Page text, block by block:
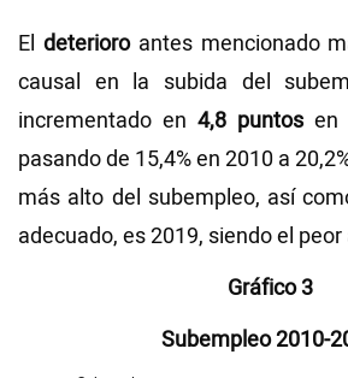
El deterioroantes mencionado
causal en la subida del
incrementado en 4,8 puntos en
pasando de 15,4% en 2010 a
más alto del subempleo, así
adecuado, es 2019, siendo el
Gráfico 3
Subempleo 2010-